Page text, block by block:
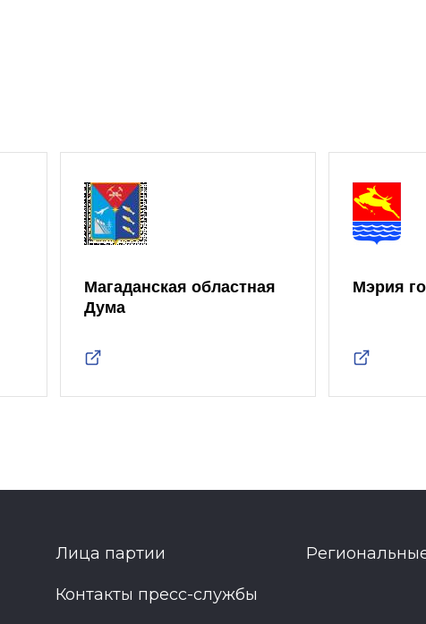
Магаданская областная
Дума
Мэрия
Лица партии
Контакты пресс-службы